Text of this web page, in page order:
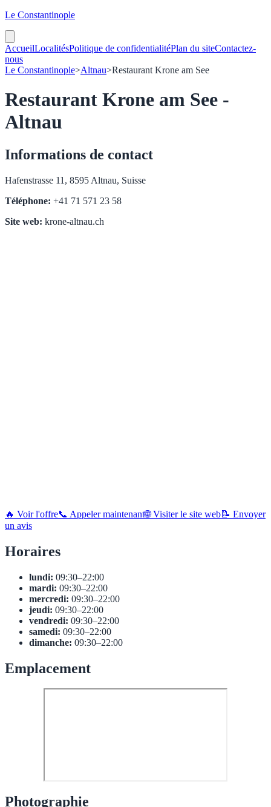
Le Constantinople
AccueilLocalitésPolitique de confidentialitéPlan du siteContactez-
nous
Le Constantinople>Altnau>Restaurant Krone am See
Restaurant Krone am See -
Altnau
Informations de contact
Hafenstrasse 11, 8595 Altnau, Suisse
Téléphone: +41 71 571 23 58
Site web: krone-altnau.ch
🔥 Voir l'offre📞 Appeler maintenant🌐 Visiter le site web📝 Envoyer
un avis
Horaires
lundi: 09:30–22:00
mardi: 09:30–22:00
mercredi: 09:30–22:00
jeudi: 09:30–22:00
vendredi: 09:30–22:00
samedi: 09:30–22:00
dimanche: 09:30–22:00
Emplacement
Photographie